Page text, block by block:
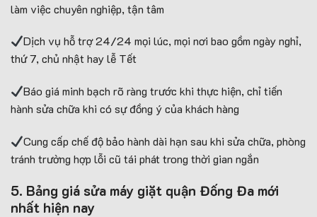
làm việc chuyên nghiệp, tận tâm
Dịch vụ hỗ trợ 24/24 mọi lúc, mọi nơi bao gồm ngày nghỉ,
thứ 7, chủ nhật hay lễ Tết
Báo giá minh bạch rõ ràng trước khi thực hiện, chỉ tiến
hành sửa chữa khi có sự đồng ý của khách hàng
Cung cấp chế độ bảo hành dài hạn sau khi sửa chữa, phòng
tránh trường hợp lỗi cũ tái phát trong thời gian ngắn
5. Bảng giá sửa máy giặt quận Đống Đa mới
nhất hiện nay